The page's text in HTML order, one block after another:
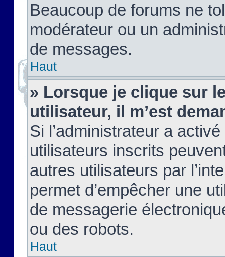
Beaucoup de forums ne
modérateur ou un
de messages.
Haut
» Lorsque je clique sur
utilisateur, il m’est
Si l’administrateur a
utilisateurs inscrits
autres utilisateurs par
permet d’empêcher une
de messagerie
ou des robots.
Haut